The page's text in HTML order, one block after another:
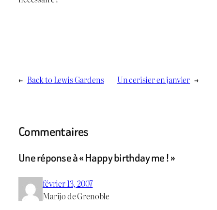
← Back to Lewis Gardens Un cerisier en janvier →
Commentaires
Une réponse à « Happy birthday me ! »
février 13, 2007
Marijo de Grenoble